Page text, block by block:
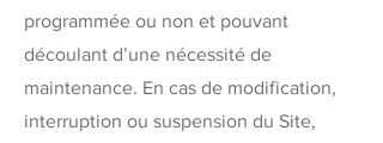
programmée ou non et pouvant
découlant d’une nécessité de
maintenance. En cas de modification,
interruption ou suspension du Site,